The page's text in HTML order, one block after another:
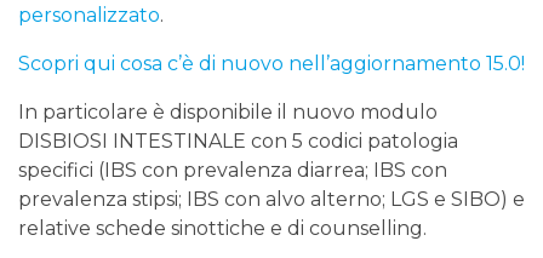
personalizzato.
Scopri qui cosa c’è di nuovo nell’aggiornamento 15.0!
In particolare è disponibile il nuovo modulo
DISBIOSI INTESTINALE con 5 codici patologia
specifici (IBS con prevalenza diarrea; IBS con
prevalenza stipsi; IBS con alvo alterno; LGS e SIBO) e
relative schede sinottiche e di counselling.